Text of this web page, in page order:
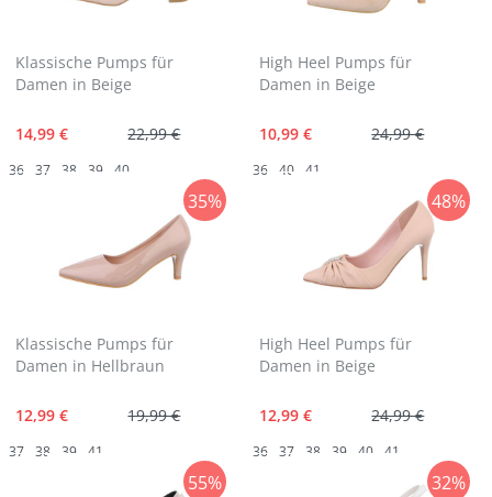
Klassische Pumps für
Damen in Beige
22,99 €
14,99 €
36 37 38 39 40
High Heel Pumps für
Damen in Beige
24,99 €
10,99 €
36 40 41
35%
Klassische Pumps für
Damen in Hellbraun
19,99 €
12,99 €
37 38 39 41
48%
High Heel Pumps für
Damen in Beige
24,99 €
12,99 €
36 37 38 39 40 41
55% 32%